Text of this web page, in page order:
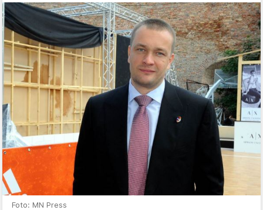
Foto: MN Press